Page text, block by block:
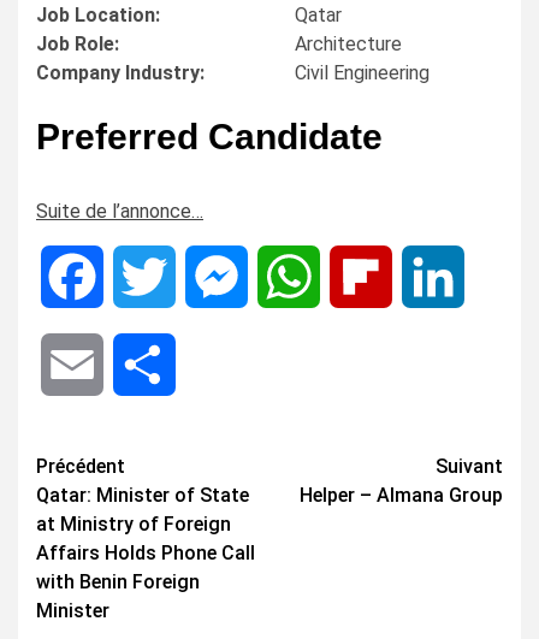
Job Location:
Qatar
Job Role:
Architecture
Company Industry:
Civil Engineering
Preferred Candidate
Suite de l’annonce…
Facebook Twitter MessengerWhatsApp Flipboard
Email
Navigation
d’article
Précédent
Qatar: Minister of State
at Ministry of Foreign
Affairs Holds Phone Call
with Benin Foreign
Minister
Suivant
Helper – Almana Group